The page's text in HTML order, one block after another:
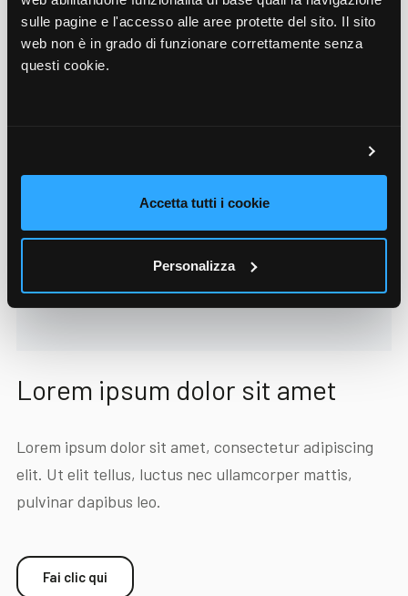
sulle pagine e l'accesso alle aree protette del sito. Il sito
web non è in grado di funzionare correttamente senza
questi cookie.
Accetta tutti i cookie
Personalizza
Fai clic qui
Lorem ipsum dolor sit amet
Lorem ipsum dolor sit amet, consectetur adipiscing
elit. Ut elit tellus, luctus nec ullamcorper mattis,
pulvinar dapibus leo.
Fai clic qui